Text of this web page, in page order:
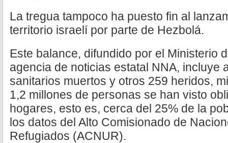
La tregua tampoco ha puesto fin al
territorio israelí por parte de Hezbolá.
Este balance, difundido por el Ministerio
agencia de noticias estatal NNA, incluye
sanitarios muertos y otros 259 heridos,
1,2 millones de personas se han visto
hogares, esto es, cerca del 25% de la
los datos del Alto Comisionado de
Refugiados (ACNUR).